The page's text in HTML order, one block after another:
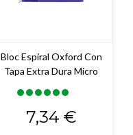
Bloc Espiral Oxford Con
Tapa Extra Dura Micro
Precio
7,34 €